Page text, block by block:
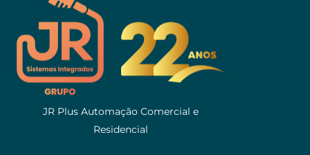
JR Plus Automação Comercial e
Residencial